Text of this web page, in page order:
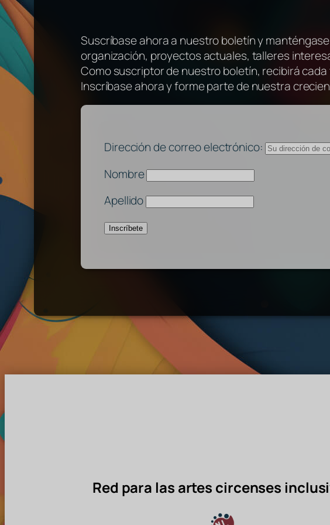
Suscríbase ahora a nuestro boletín y
organización, proyectos actuales, talleres
Como suscriptor de nuestro boletín, recibirá
Inscríbase ahora y forme parte de nuestra
Dirección de correo electrónico:
Nombre
Apellido
Red para las artes circenses